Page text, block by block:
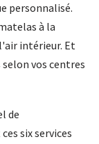
personnalisé.
à la
intérieur. Et
vos centres
de
six services